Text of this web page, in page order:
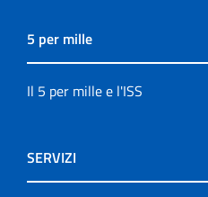
5 per mille
Il 5 per mille e l'ISS
SERVIZI